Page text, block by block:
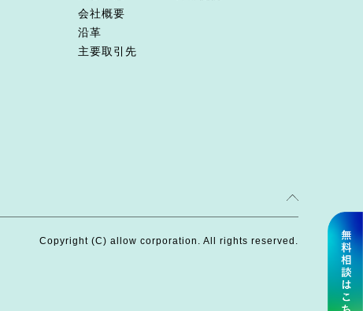
会社概要
沿革
主要取引先
Copyright (C) allow corporation. All rights reserved.